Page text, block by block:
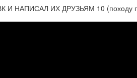
НАПИСАЛ ИХ ДРУЗЬЯМ 10 (походу